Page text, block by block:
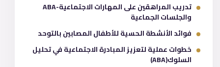
تدريب المراهقين على المهارات الاجتماعية-ABA
والجلسات الجماعية
فوائد الأنشطة الحسية للأطفال المصابين بالتوحد
خطوات عملية لتعزيز المبادرة الاجتماعية في تحليل
السلوك(ABA)